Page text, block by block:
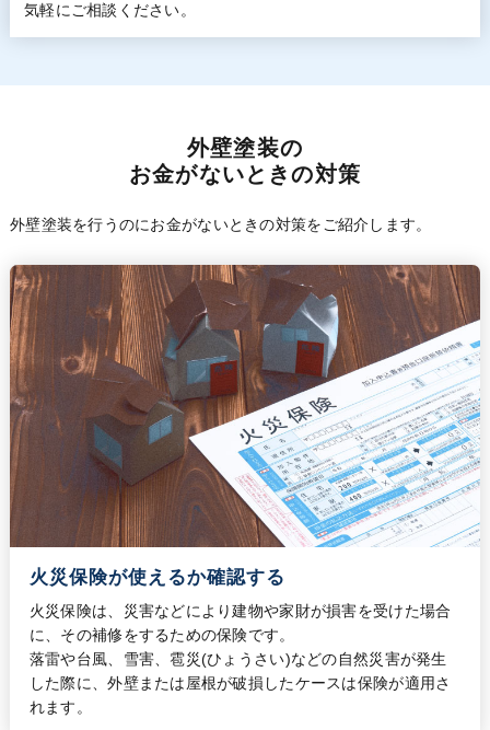
気軽にご相談ください。
外壁塗装の
お金がないときの対策
外壁塗装を行うのにお金がないときの対策をご紹介します。
火災保険が使えるか確認する
火災保険は、災害などにより建物や家財が損害を受けた場合
に、その補修をするための保険です。
落雷や台風、雪害、雹災(ひょうさい)などの自然災害が発生
した際に、外壁または屋根が破損したケースは保険が適用さ
れます。